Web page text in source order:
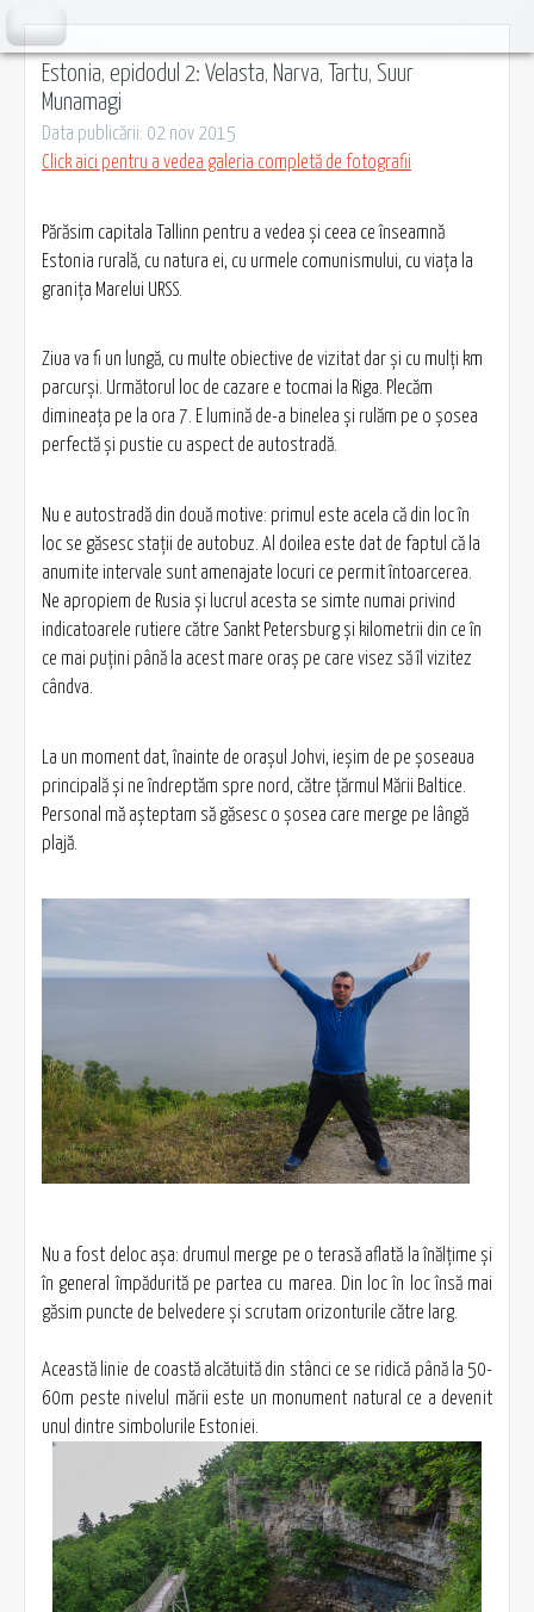
Estonia, epidodul 2: Velasta, Narva, Tartu, Suur
Munamagi
Data publicării: 02 nov 2015
Click aici pentru a vedea galeria completă de fotografii
Părăsim capitala Tallinn pentru a vedea şi ceea ce înseamnă
Estonia rurală, cu natura ei, cu urmele comunismului, cu viaţa la
graniţa Marelui URSS.
Ziua va fi un lungă, cu multe obiective de vizitat dar şi cu mulţi km
parcurşi. Următorul loc de cazare e tocmai la Riga. Plecăm
dimineaţa pe la ora 7. E lumină de-a binelea şi rulăm pe o şosea
perfectă şi pustie cu aspect de autostradă.
Nu e autostradă din două motive: primul este acela că din loc în
loc se găsesc staţii de autobuz. Al doilea este dat de faptul că la
anumite intervale sunt amenajate locuri ce permit întoarcerea.
Ne apropiem de Rusia şi lucrul acesta se simte numai privind
indicatoarele rutiere către Sankt Petersburg şi kilometrii din ce în
ce mai puţini până la acest mare oraş pe care visez să îl vizitez
cândva.
La un moment dat, înainte de oraşul Johvi, ieşim de pe şoseaua
principală şi ne îndreptăm spre nord, către ţărmul Mării Baltice.
Personal mă aşteptam să găsesc o şosea care merge pe lângă
plajă.
Nu a fost deloc aşa: drumul merge pe o terasă aflată la înălţime şi
în general împădurită pe partea cu marea. Din loc în loc însă mai
găsim puncte de belvedere şi scrutam orizonturile către larg.
Această linie de coastă alcătuită din stânci ce se ridică până la 50-
60m peste nivelul mării este un monument natural ce a devenit
unul dintre simbolurile Estoniei.